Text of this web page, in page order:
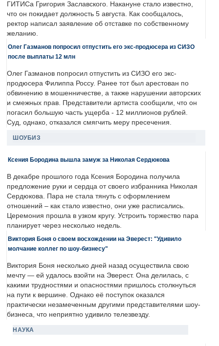
ГИТИСа Григория Заславского. Накануне стало известно,
что он покидает должность 5 августа. Как сообщалось,
ректор написал заявление об отставке по собственному
желанию.
Олег Газманов попросил отпустить его экс-продюсера из СИЗО
после выплаты 12 млн
Олег Газманов попросил отпустить из СИЗО его экс-
продюсера Филиппа Россу. Ранее тот был арестован по
обвинению в мошенничестве, а также нарушении авторских
и смежных прав. Представители артиста сообщили, что он
погасил большую часть ущерба - 12 миллионов рублей.
Суд, однако, отказался смягчить меру пресечения.
ШОУБИЗ
Ксения Бородина вышла замуж за Николая Сердюкова
В декабре прошлого года Ксения Бородина получила
предложение руки и сердца от своего избранника Николая
Сердюкова. Пара не стала тянуть с оформлением
отношений – как стало известно, они уже расписались.
Церемония прошла в узком кругу. Устроить торжество пара
планирует через несколько недель.
Виктория Боня о своем восхождении на Эверест: "Удивило
молчание коллег по шоу-бизнесу"
Виктория Боня несколько дней назад осуществила свою
мечту — ей удалось взойти на Эверест. Она делилась, с
какими трудностями и опасностями пришлось столкнуться
на пути к вершине. Однако её поступок оказался
практически незамеченным другими представителями шоу-
бизнеса, что неприятно удивило телезвезду.
НАУКА